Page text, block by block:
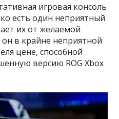
игровая консоль
есть один неприятный
их от желаемой
в крайне неприятной
цене, способной
версию ROG Xbox